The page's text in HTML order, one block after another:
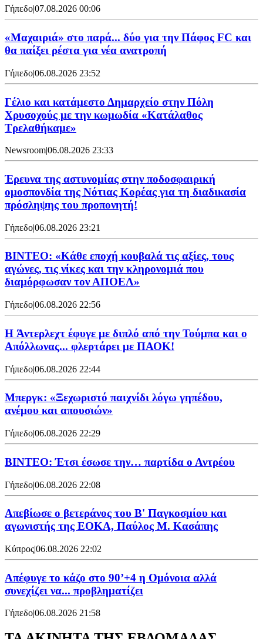
Γήπεδο|07.08.2026 00:06
«Μαχαιριά» στο παρά... δύο για την Πάφος FC και
θα παίξει ρέστα για νέα ανατροπή
Γήπεδο|06.08.2026 23:52
Γέλιο και κατάμεστο Δημαρχείο στην Πόλη
Χρυσοχούς με την κωμωδία «Κατάλαθος
Τρελαθήκαμε»
Newsroom|06.08.2026 23:33
Έρευνα της αστυνομίας στην ποδοσφαιρική
ομοσπονδία της Νότιας Κορέας για τη διαδικασία
πρόσληψης του προπονητή!
Γήπεδο|06.08.2026 23:21
ΒΙΝΤΕΟ: «Κάθε εποχή κουβαλά τις αξίες, τους
αγώνες, τις νίκες και την κληρονομιά που
διαμόρφωσαν τον ΑΠΟΕΛ»
Γήπεδο|06.08.2026 22:56
H Άντερλεχτ έφυγε με διπλό από την Τούμπα και ο
Απόλλωνας... φλερτάρει με ΠΑΟΚ!
Γήπεδο|06.08.2026 22:44
Μπεργκ: «Ξεχωριστό παιχνίδι λόγω γηπέδου,
ανέμου και απουσιών»
Γήπεδο|06.08.2026 22:29
ΒΙΝΤΕΟ: Έτσι έσωσε την… παρτίδα ο Αντρέου
Γήπεδο|06.08.2026 22:08
Απεβίωσε ο βετεράνος του Β' Παγκοσμίου και
αγωνιστής της ΕΟΚΑ, Παύλος Μ. Κασάπης
Κύπρος|06.08.2026 22:02
Απέφυγε το κάζο στο 90’+4 η Ομόνοια αλλά
συνεχίζει να... προβληματίζει
Γήπεδο|06.08.2026 21:58